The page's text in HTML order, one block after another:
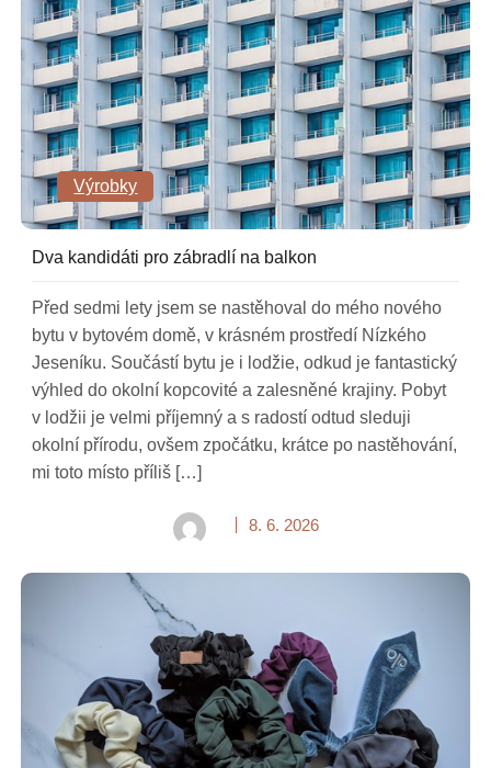
Výrobky
Dva kandidáti pro zábradlí na balkon
Před sedmi lety jsem se nastěhoval do mého nového
bytu v bytovém domě, v krásném prostředí Nízkého
Jeseníku. Součástí bytu je i lodžie, odkud je fantastický
výhled do okolní kopcovité a zalesněné krajiny. Pobyt
v lodžii je velmi příjemný a s radostí odtud sleduji
okolní přírodu, ovšem zpočátku, krátce po nastěhování,
mi toto místo příliš […]
8. 6. 2026